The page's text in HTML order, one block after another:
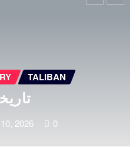
مسئولیت حکومت
Jun 9, 2026